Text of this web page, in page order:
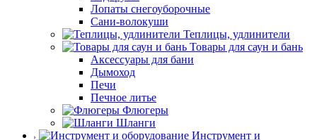
Лопаты снегоуборочные
Сани-волокуши
Теплицы, удлинители
Товары для саун и бань
Аксессуары для бани
Дымоход
Печи
Печное литье
Флюгеры
Шланги
Инструмент и